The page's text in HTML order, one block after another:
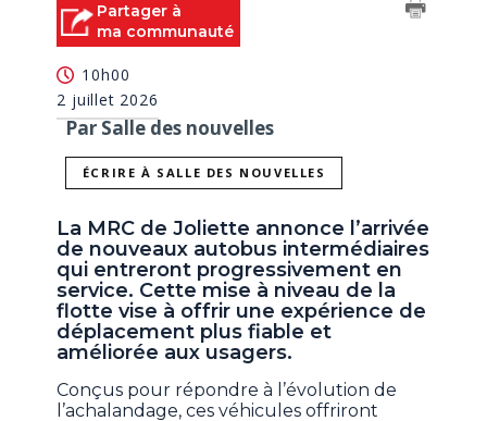
Partager à
ma communauté
10h00
2 juillet 2026
Par Salle des nouvelles
ÉCRIRE À SALLE DES NOUVELLES
La MRC de Joliette annonce l’arrivée
de nouveaux autobus intermédiaires
qui entreront progressivement en
service. Cette mise à niveau de la
flotte vise à offrir une expérience de
déplacement plus fiable et
améliorée aux usagers.
Conçus pour répondre à l’évolution de
l’achalandage, ces véhicules offriront